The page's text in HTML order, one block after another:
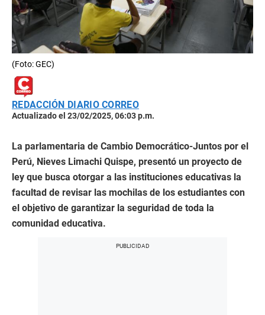
(Foto: GEC)
REDACCIÓN DIARIO CORREO
Actualizado el 23/02/2025, 06:03 p.m.
La parlamentaria de Cambio Democrático-Juntos por el
Perú, Nieves Limachi Quispe, presentó un proyecto de
ley que busca otorgar a las instituciones educativas la
facultad de revisar las mochilas de los estudiantes con
el objetivo de garantizar la seguridad de toda la
comunidad educativa.